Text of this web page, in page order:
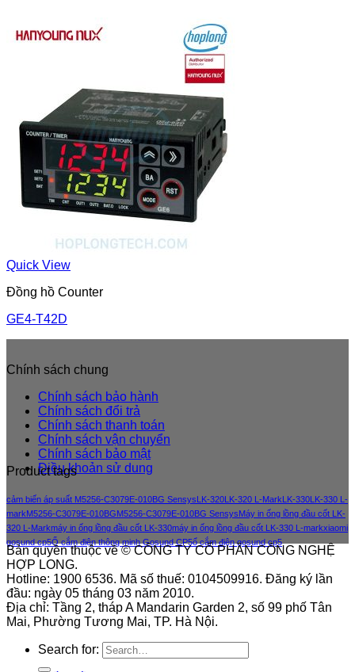
Quick View
Đồng hồ Counter
GE4-T42D
Chính sách chung
Chính sách bảo hành
Chính sách đổi trả
Chính sách thanh toán
Chính sách vận chuyển
Chính sách bảo mật
Điều khoản sử dung
Product tags
cảm biến áp suất M5256-C3079E-010BG Sensys LK-320 LK-320 L-Mark LK-330 LK-330 L-
markM5256-C3079E-010BGM5256-C3079E-010BG SensysMáy in ống lồng đầu cốt LK-
320 L-Markmáy in ống lồng đầu cốt LK-330máy in ống lồng đầu cốt LK-330 L-markxiaomi
gosund cp5Ổ cắm điện thông minh Gosund CP5ổ cắm điện gosund cp5
Bản quyền thuộc về © CÔNG TY CỔ PHẦN CÔNG NGHỆ
HỢP LONG.
Hotline: 1900 6536. Mã số thuế: 0104509916. Đăng ký lần
đầu: ngày 05 tháng 03 năm 2010.
Địa chỉ: Tầng 2, tháp A Mandarin Garden 2, số 99 phố Tân
Mai, Phường Tương Mai, TP. Hà Nội.
Search for: